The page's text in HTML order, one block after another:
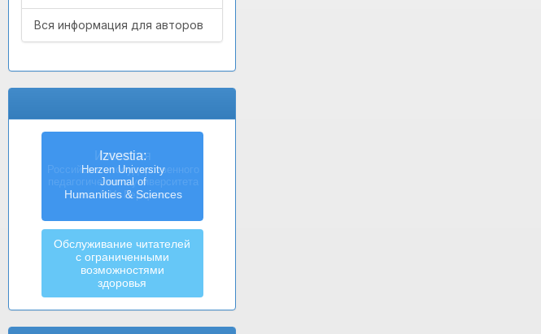
Вся информация для авторов
Izvestia:
Herzen University
Journal of
Humanities & Sciences
Обслуживание читателей
с ограниченными
возможностями
здоровья